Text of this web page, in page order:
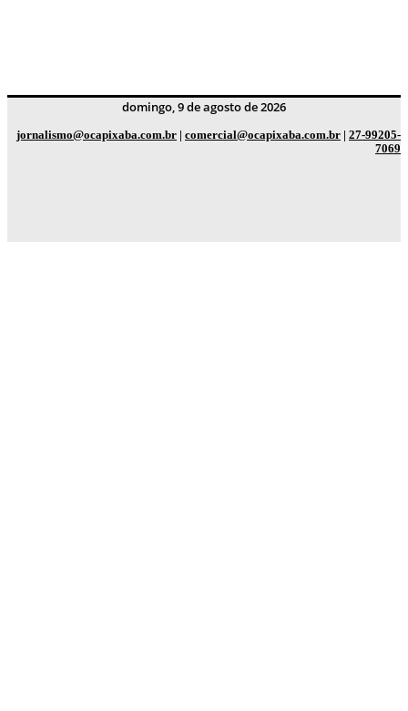
domingo, 9 de agosto de 2026
jornalismo@ocapixaba.com.br | comercial@ocapixaba.com.br | 27-99205-
7069